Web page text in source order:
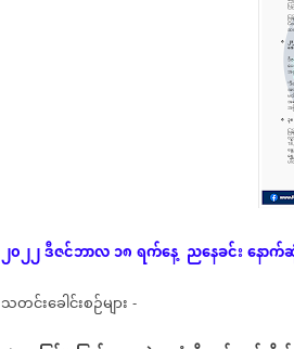
၂၀၂၂ဒီဇင်ဘာလ၁၈ရက်နေ့ ညနေခင်းနောက်
သတင်းခေါင်းစဉ်များ -